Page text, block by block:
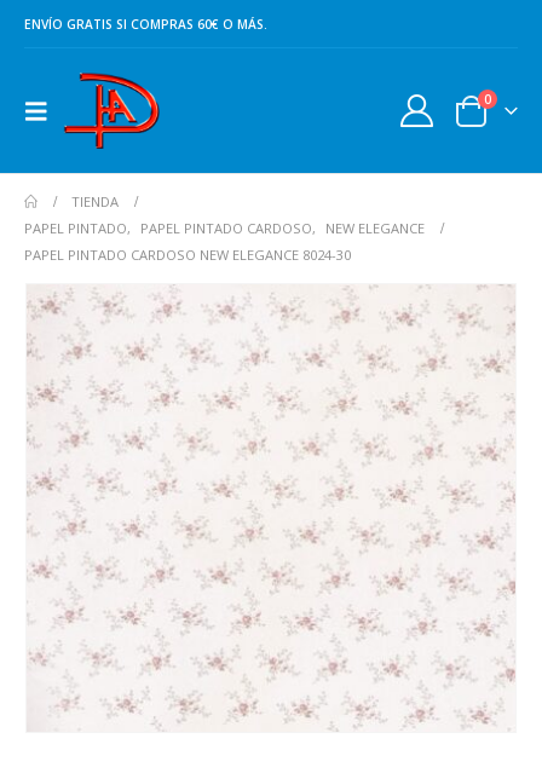
ENVÍO GRATIS SI COMPRAS 60€ O MÁS.
0
TIENDA
PAPEL PINTADO, PAPEL PINTADO CARDOSO,
NEW ELEGANCE
PAPEL PINTADO CARDOSO NEW ELEGANCE 8024-30